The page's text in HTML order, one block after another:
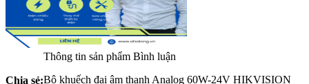
Chia sẻ:
Thông tin sản phẩm Bình luận
Bộ khuếch đại âm thanh Analog 60W-24V HIKVISION